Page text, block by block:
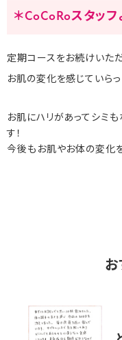
＊CoCoRoスタッフ
定期コースをお続けいただ
お肌の変化を感じていらっ
お肌にハリがあってシミ
す！
今後もお肌やお体の変化
お